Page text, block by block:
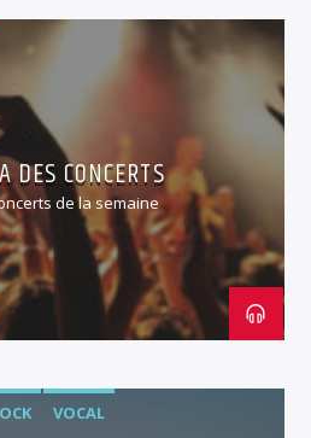
DES CONCERTS
de la semaine
VOCAL